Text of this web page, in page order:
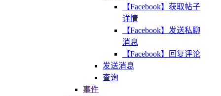
【Facebook】获取帖子
详情
【Facebook】发送私聊
消息
【Facebook】回复评论
发送消息
查询
事件